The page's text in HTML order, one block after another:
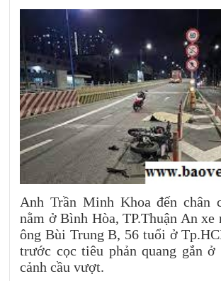
Anh Trần Minh Khoa đến chân
nằm ở Bình Hòa, TP.Thuận An xe
ông Bùi Trung B, 56 tuổi ở
trước cọc tiêu phản quang gắn ở
cảnh cầu vượt.